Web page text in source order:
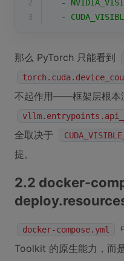
2
-
3
-
那么 PyTorch 只能看到
不起作用——框架层根本
全取决于
提。
2.2 docker-
docker-compose.yml
Toolkit 的原生能力，而